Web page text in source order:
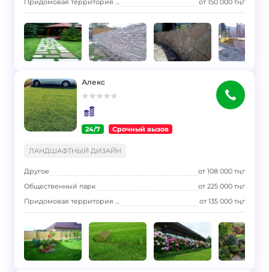
Придомовая территория многоквартирного дома (двор)
от150 000 тңг
Алекс
24/7 Срочный вызов
ЛАНДШАФТНЫЙ ДИЗАЙН
Другое от108 000 тңг
Общественный парк
от225 000 тңг
Придомовая территория многоквартирного дома (двор)
от135 000 тңг